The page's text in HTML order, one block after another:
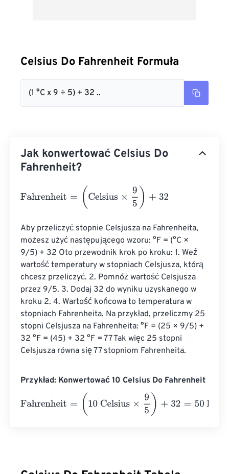
Celsius Do Fahrenheit Formuła
(1 °C x 9 ÷ 5) + 32 ..
Jak konwertować Celsius Do
Fahrenheit?
Fahrenheit = Celsius× 9 5
Aby przeliczyć stopnie Celsjusza na Fahrenheita,
możesz użyć następującego wzoru: °F = (°C ×
9/5) + 32 Oto przewodnik krok po kroku: 1. Weź
wartość temperatury w stopniach Celsjusza, którą
chcesz przeliczyć. 2. Pomnóż wartość Celsjusza
przez 9/5. 3. Dodaj 32 do wyniku uzyskanego w
kroku 2. 4. Wartość końcowa to temperatura w
stopniach Fahrenheita. Na przykład, przeliczmy 25
stopni Celsjusza na Fahrenheita: °F = (25 × 9/5) +
32 °F = (45) + 32 °F = 77 Tak więc 25 stopni
Celsjusza równa się 77 stopniom Fahrenheita.
Przykład: Konwertować 10 Celsius Do Fahrenheit
Fahrenheit = 10 Celsius× 9 5 50 Fahrenheit